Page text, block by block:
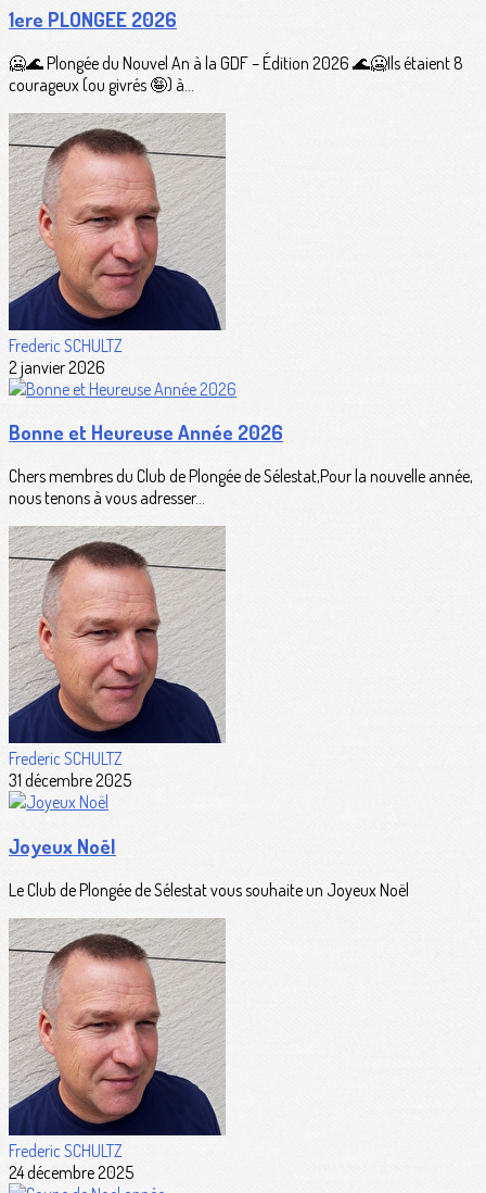
1ere PLONGEE 2026
🥶🌊 Plongée du Nouvel An à la GDF – Édition 2026 🌊🥶Ils étaient 8
courageux (ou givrés 🤪) à...
Frederic SCHULTZ
2 janvier 2026
Bonne et Heureuse Année 2026
Chers membres du Club de Plongée de Sélestat,Pour la nouvelle année,
nous tenons à vous adresser...
Frederic SCHULTZ
31 décembre 2025
Joyeux Noël
Le Club de Plongée de Sélestat vous souhaite un Joyeux Noël
Frederic SCHULTZ
24 décembre 2025